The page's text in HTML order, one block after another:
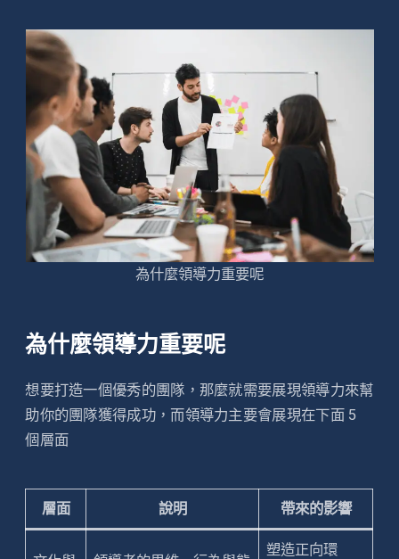
為什麼領導力重要呢
為什麼領導力重要呢
想要打造一個優秀的團隊，那麼就需要展現領導力來幫
助你的團隊獲得成功，而領導力主要會展現在下面 5
個層面
層面 說明 帶來的影響
塑造正向環